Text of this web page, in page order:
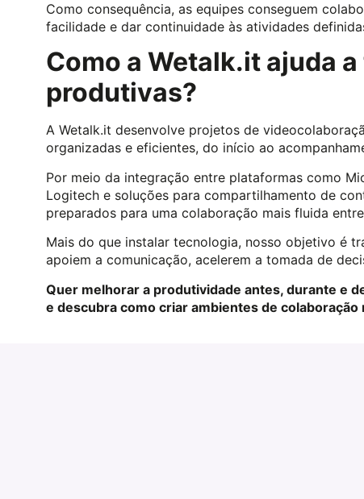
Como consequência, as equipes conseguem
facilidade e dar continuidade às atividades
Como a Wetalk.it ajuda
produtivas?
A Wetalk.it desenvolve projetos de
organizadas e eficientes, do início ao
Por meio da integração entre plataformas como
Logitech e soluções para compartilhamento de
preparados para uma colaboração mais fluida
Mais do que instalar tecnologia, nosso objetivo é
apoiem a comunicação, acelerem a tomada de
Quer melhorar a produtividade antes, durante e
e descubra como criar ambientes de